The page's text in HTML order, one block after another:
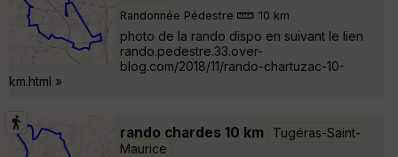
Randonnée Pédestre 10 km
photo de la rando dispo en suivant le lien
rando.pedestre.33.over-
blog.com/2018/11/rando-chartuzac-10-
km.html »
rando chardes 10 km
Tugéras-Saint-
Maurice